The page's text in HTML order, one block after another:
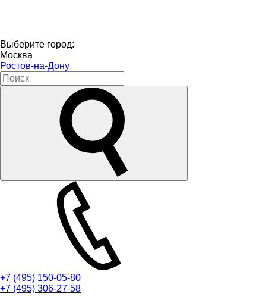
Выберите город:
Москва
Ростов-на-Дону
+7 (495) 150-05-80
+7 (495) 306-27-58